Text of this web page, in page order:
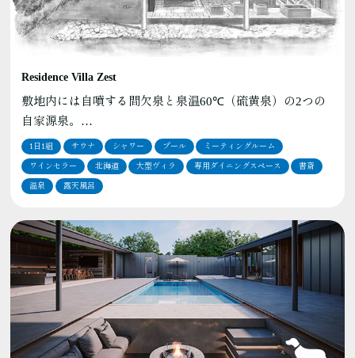
Residence Villa Zest
敷地内には自噴する間欠泉と泉温60℃（硫黄泉）の2つの
自家源泉。…
1日1組 サウナ シャワー プール ミーティングルーム
ワインセラー 北海道 大型ヴィラ 専用ダイニングスペース 書斎
温泉 露天風呂